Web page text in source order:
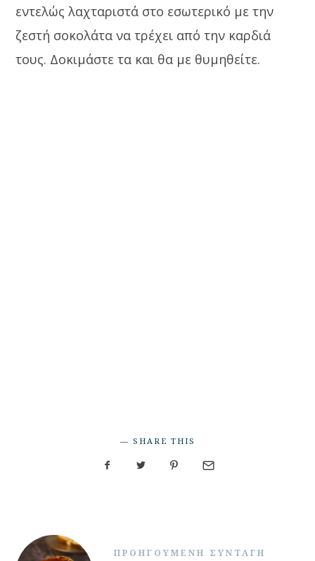
εντελώς λαχταριστά στο εσωτερικό με την
ζεστή σοκολάτα να τρέχει από την καρδιά
τους. Δοκιμάστε τα και θα με θυμηθείτε.
SHARE THIS
ΠΡΟΗΓΟΎΜΕΝΗ ΣΥΝΤΑΓΉ